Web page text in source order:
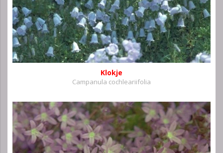
Klokje
Campanula cochleariifolia